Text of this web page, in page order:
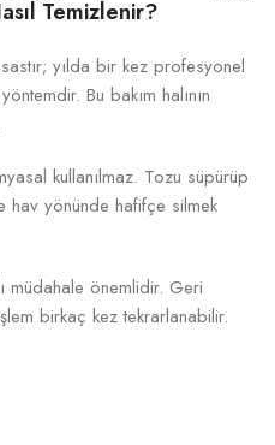
sağlar.
ve
uzun
satan
2202,
ÜRÜN
Temizlenir?
yılda bir kez profesyonel
Bu bakım halının
kullanılmaz. Tozu süpürüp
hav yönünde hafifçe silmek
müdahale önemlidir. Geri
birkaç kez tekrarlanabilir.